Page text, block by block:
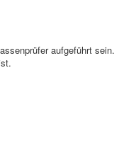
aufgeführt sein.
ist.